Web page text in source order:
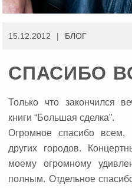
15.12.2012 БЛОГ
СПАСИБО
Только что закончился
книги “Большая сделка”.
Огромное спасибо
других городов.
моему огромному
полным. Отдельное